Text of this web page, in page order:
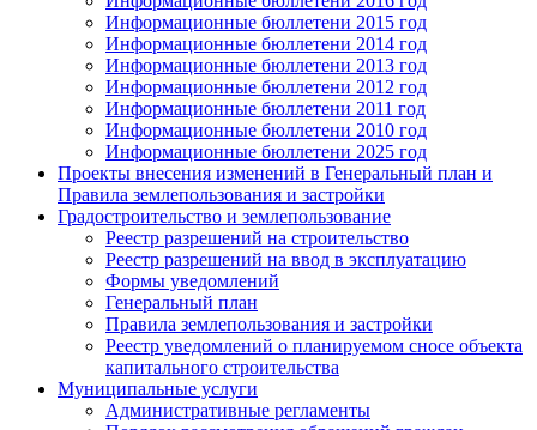
Информационные бюллетени 2015 год
Информационные бюллетени 2014 год
Информационные бюллетени 2013 год
Информационные бюллетени 2012 год
Информационные бюллетени 2011 год
Информационные бюллетени 2010 год
Информационные бюллетени 2025 год
Проекты внесения изменений в Генеральный план и
Правила землепользования и застройки
Градостроительство и землепользование
Реестр разрешений на строительство
Реестр разрешений на ввод в эксплуатацию
Формы уведомлений
Генеральный план
Правила землепользования и застройки
Реестр уведомлений о планируемом сносе объекта
капитального строительства
Муниципальные услуги
Административные регламенты